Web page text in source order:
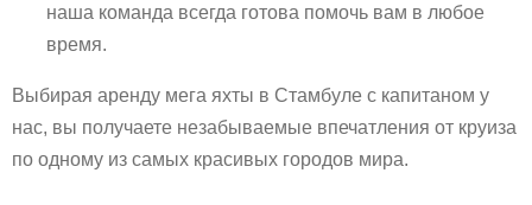
наша команда всегда готова помочь вам в любое
время.
Выбирая аренду мега яхты в Стамбуле с капитаном у
нас, вы получаете незабываемые впечатления от круиза
по одному из самых красивых городов мира.